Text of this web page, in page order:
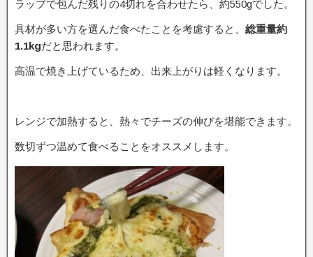
ラップで包んだ残りの4切れを合わせたら、約550gでした。
具材が多い方を選んだ食べたことを考慮すると、 総重量約
1.1kgだと思われます。
高温で焼き上げているため、出来上がりは軽くなります。
レンジで加熱すると、熱々でチーズの伸びを堪能できます。
数切ずつ温めて食べることをオススメします。